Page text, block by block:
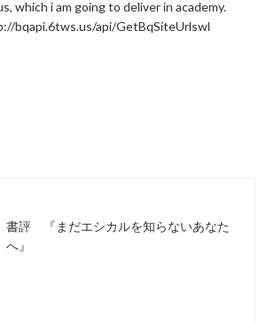
which i am going to deliver in academy.
bqapi.6tws.us/api/GetBqSiteUrlswl
書評 『まだエシカルを知らないあなた
へ』